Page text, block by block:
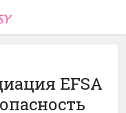
EFSA